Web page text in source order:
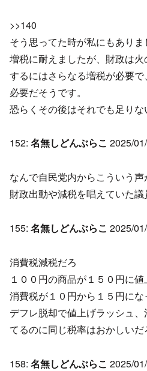
>>140
そう思ってた時が私にもありま
増税に耐えましたが、財政は
するにはさらなる増税が必要
必要だそうです。
恐らくその後はそれでも足りな
152: 名無しどんぶらこ 2025/
なんで自民党内からこういう声
財政出動や減税を唱えていた
155: 名無しどんぶらこ 2025/
消費税減税だろ
１００円の商品が１５０円に
消費税が１０円から１５円に
デフレ脱却で値上げラッシュ
てるのに同じ税率はおかしいだ
158: 名無しどんぶらこ 2025/